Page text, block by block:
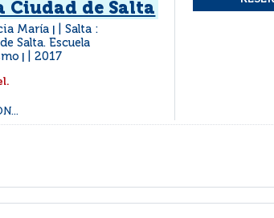
Ciudad de Salta
María
Salta :
Salta. Escuela
2017